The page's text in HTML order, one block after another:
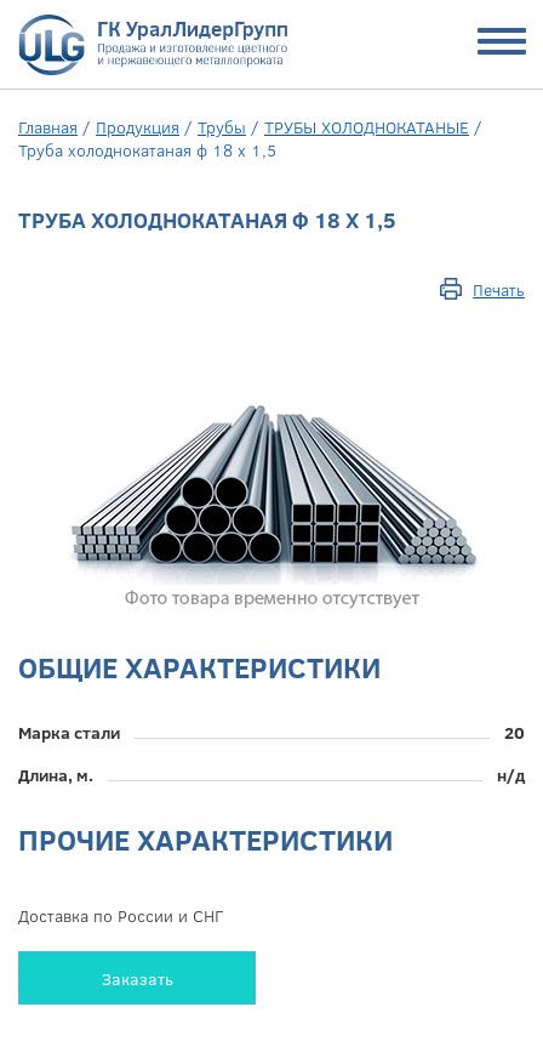
Главная / Продукция / Трубы / ТРУБЫ ХОЛОДНОКАТАНЫЕ /
Труба холоднокатаная ф 18 х 1,5
ТРУБА ХОЛОДНОКАТАНАЯ Ф 18 Х 1,5
Печать
ОБЩИЕ ХАРАКТЕРИСТИКИ
Марка стали
20
Длина, м.
н/д
ПРОЧИЕ ХАРАКТЕРИСТИКИ
Доставка по России и СНГ
Заказать